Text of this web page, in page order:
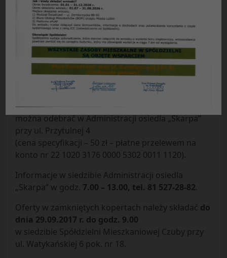
Spółdzielnia Mieszkaniowa „Czuby”
ul. Watykańska 6, 20-538 Lublin
ogłasza przetarg nieograniczony
na malowanie klatek schodowych w osiedlu
Skarpa.
Specyfikację Istotnych Warunków Zamówienia
można odebrać w Administracji osiedla „Skarpa”
przy ul. Przytulnej 4
(cena specyfikacji – 50 zł – płatne przelewem na
konto nr 22 1020 3176 0000 5302 0011 1120).
Informacje w siedzibie Administracji osiedla
„Skarpa” w godz. 7.00 – 13.00, tel. 81 527-28-82.
Oferty w zamkniętych kopertach należy składać do
dnia 29.09.2017 r. do godz. 9.00
w siedzibie Spółdzielni Mieszkaniowej Czuby przy
ul. Watykańskiej 6 pok. nr 18.